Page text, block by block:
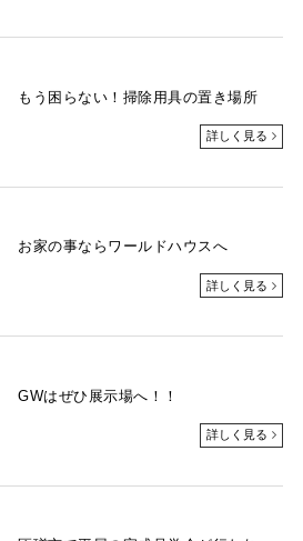
もう困らない！掃除用具の置き場所
詳しく見る
お家の事ならワールドハウスへ
詳しく見る
GWはぜひ展示場へ！！
詳しく見る